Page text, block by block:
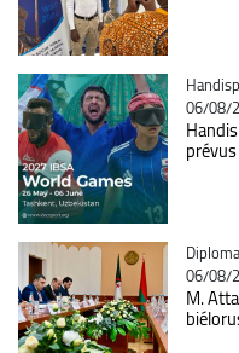
06/08/
06/08/
M.